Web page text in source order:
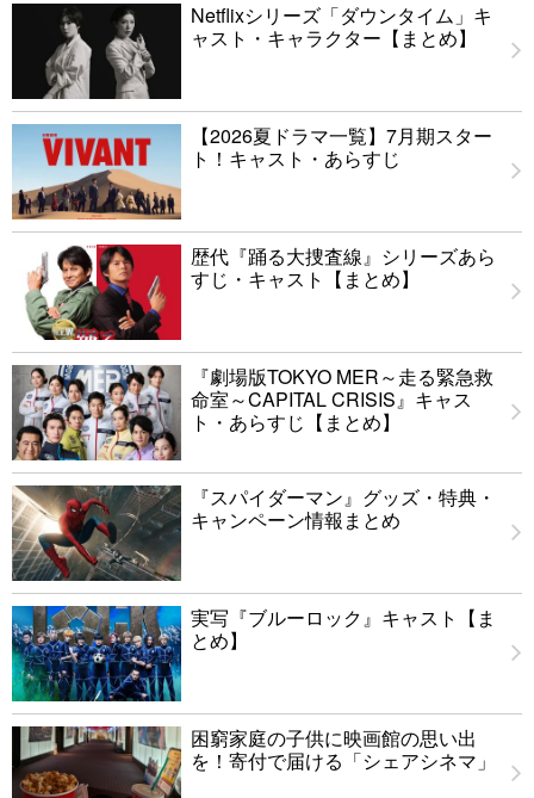
Netflixシリーズ「ダウンタイム」キ
ャスト・キャラクター【まとめ】
【2026夏ドラマ一覧】7月期スター
ト！キャスト・あらすじ
歴代『踊る大捜査線』シリーズあら
すじ・キャスト【まとめ】
『劇場版TOKYO MER～走る緊急救
命室～CAPITAL CRISIS』キャス
ト・あらすじ【まとめ】
『スパイダーマン』グッズ・特典・
キャンペーン情報まとめ
実写『ブルーロック』キャスト【ま
とめ】
困窮家庭の子供に映画館の思い出
を！寄付で届ける「シェアシネマ」